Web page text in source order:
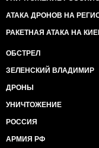
АТАКА ДРОНОВ НА
РАКЕТНАЯ АТАКА НА
ОБСТРЕЛ
ЗЕЛЕНСКИЙ ВЛАДИМИР
ДРОНЫ
УНИЧТОЖЕНИЕ
РОССИЯ
АРМИЯ РФ